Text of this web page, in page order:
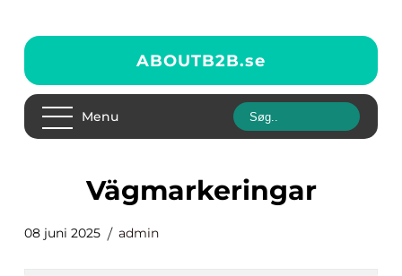
ABOUTB2B.se
Menu
vägmarkeringar
08 juni 2025 admin